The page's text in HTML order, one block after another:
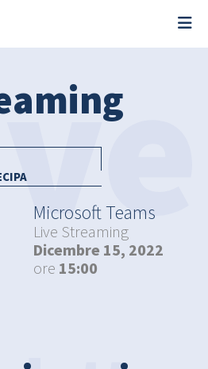
Microsoft Teams
Live Streaming
Dicembre 15, 2022
ore 15:00